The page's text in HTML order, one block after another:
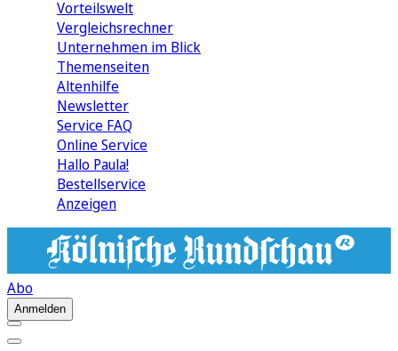
Vorteilswelt
Vergleichsrechner
Unternehmen im Blick
Themenseiten
Altenhilfe
Newsletter
Service FAQ
Online Service
Hallo Paula!
Bestellservice
Anzeigen
Abo
Anmelden